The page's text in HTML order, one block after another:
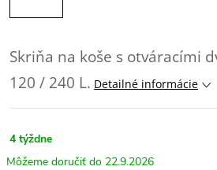
Skriňa na koše s otváracími
120 / 240 L. Detailné informácie
4 týždne
22.9.2026